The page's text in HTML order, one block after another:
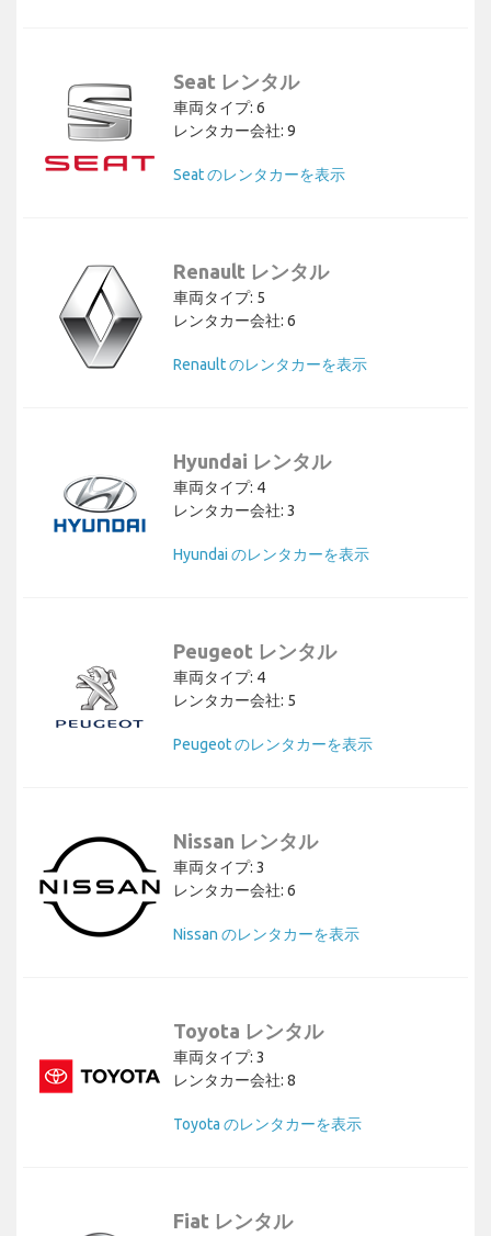
Seat レンタル
車両タイプ: 6
レンタカー会社: 9
Seat のレンタカーを表示
Renault レンタル
車両タイプ: 5
レンタカー会社: 6
Renault のレンタカーを表示
Hyundai レンタル
車両タイプ: 4
レンタカー会社: 3
Hyundai のレンタカーを表示
Peugeot レンタル
車両タイプ: 4
レンタカー会社: 5
Peugeot のレンタカーを表示
Nissan レンタル
車両タイプ: 3
レンタカー会社: 6
Nissan のレンタカーを表示
Toyota レンタル
車両タイプ: 3
レンタカー会社: 8
Toyota のレンタカーを表示
Fiat レンタル